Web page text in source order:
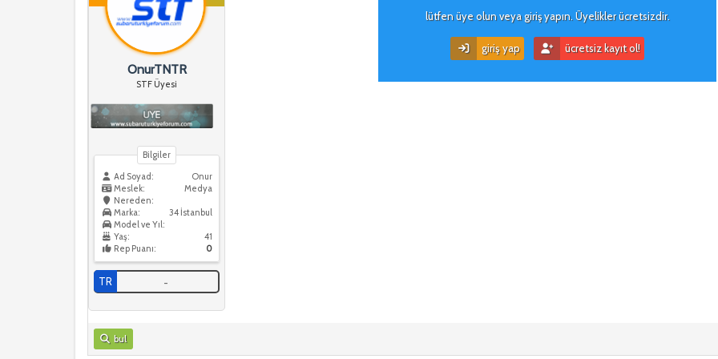
lütfen üye olun veya giriş yapın. Üyelikler ücretsizdir.
giriş yap ücretsiz kayıt ol!
OnurTNTR
STF Üyesi
Bilgiler
Ad Soyad:
Onur
Meslek:
Medya
Nereden:
34 İstanbul
Marka:
Model ve Yıl:
Yaş:
41
Rep Puanı:
0
TR -
bul